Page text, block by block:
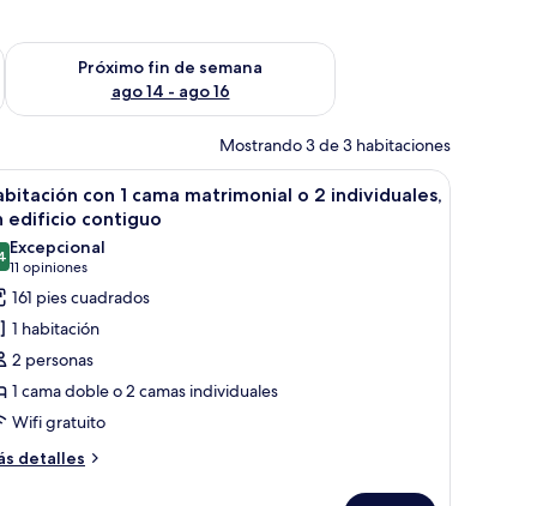
semana ago 7 - ago 9
Próximo fin de semana
ago 14 - ago 16
Consulta la disponibilidad para el próximo fin de semana ago
Mostrando 3 de 3 habitaciones
un televisor y una ventana.Una habitación de hotel con dos camas, un
9
con 1 cama matrimonial o 2 individuales,
edificio contiguo
de 10
Excepcional
11 opiniones
(11
opiniones)
161 pies cuadrados
1 habitación
2 personas
1 cama doble o 2 camas individuales
Wifi gratuito
detalles